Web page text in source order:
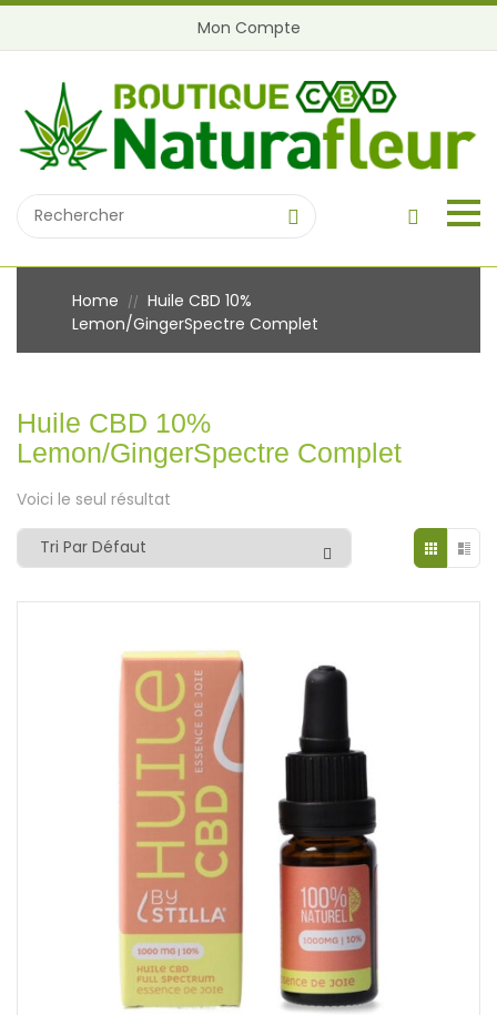
Mon Compte
Home // Huile CBD 10%
Lemon/GingerSpectre Complet
Huile CBD 10%
Lemon/GingerSpectre Complet
Voici le seul résultat